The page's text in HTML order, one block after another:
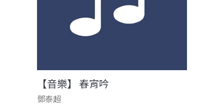
【音樂】 春宵吟
鄧泰超